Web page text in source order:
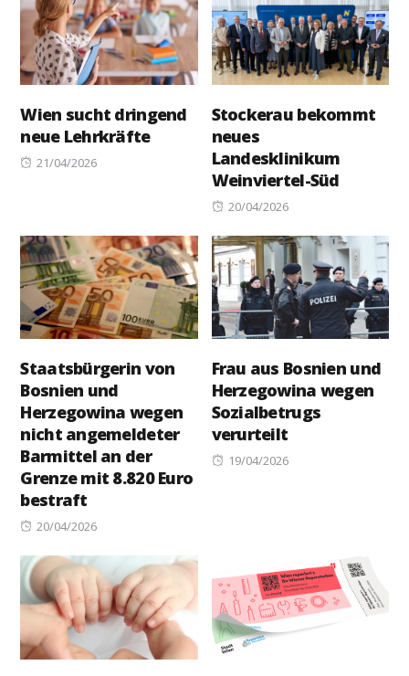
Wien sucht dringend
neue Lehrkräfte
Posted
21/04/2026
Stockerau bekommt
neues
Landesklinikum
Weinviertel-Süd
Posted
20/04/2026
Staatsbürgerin von
Bosnien und
Herzegowina wegen
nicht angemeldeter
Barmittel an der
Grenze mit 8.820 Euro
bestraft
Posted
20/04/2026
Frau aus Bosnien und
Herzegowina wegen
Sozialbetrugs
verurteilt
Posted
19/04/2026